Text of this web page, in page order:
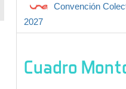
Convención
2027
Cuadro